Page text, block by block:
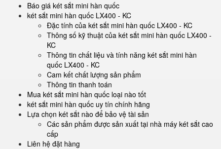
Báo giá két sắt mini hàn quốc
két sắt mini hàn quốc LX400 - KC
Đặc tính của két sắt mini hàn quốc LX400 - KC
Thông số kỹ thuật của két sắt mini hàn quốc LX400 -
KC
Thông tin chất liệu và tính năng két sắt mini hàn
quốc LX400 - KC
Cam kết chất lượng sản phẩm
Thông tin thanh toán
Mua két sắt mini hàn quốc loại nào tốt
két sắt mini hàn quốc uy tín chính hãng
Lựa chọn két sắt nào để bảo vệ tài sản
Các sản phẩm được sản xuất tại nhà máy két sắt cao
cấp
Liên hệ đặt hàng